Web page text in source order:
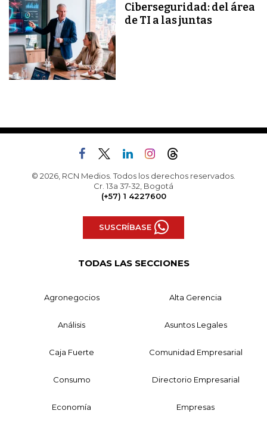
Ciberseguridad: del área
de TI a las juntas
© 2026, RCN Medios. Todos los derechos reservados.
Cr. 13a 37-32, Bogotá
(+57) 1 4227600
SUSCRÍBASE
TODAS LAS SECCIONES
Agronegocios Alta Gerencia
Análisis Asuntos Legales
Caja Fuerte Comunidad Empresarial
Consumo Directorio Empresarial
Economía Empresas